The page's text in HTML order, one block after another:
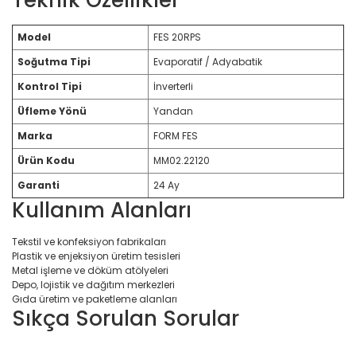
Model
FES 20RPS
Soğutma Tipi
Evaporatif / Adyabatik
Kontrol Tipi
İnverterli
Üfleme Yönü
Yandan
Marka
FORM FES
Ürün Kodu
MM02.22120
Garanti
24 Ay
Kullanım Alanları
Tekstil ve konfeksiyon fabrikaları
Plastik ve enjeksiyon üretim tesisleri
Metal işleme ve döküm atölyeleri
Depo, lojistik ve dağıtım merkezleri
Gıda üretim ve paketleme alanları
Sıkça Sorulan Sorular